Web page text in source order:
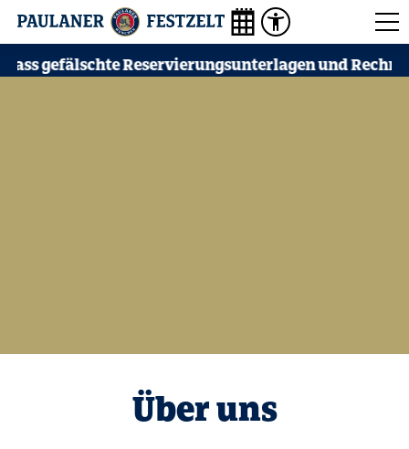
Reservierungsunterlagen und Rechnungen
Über uns